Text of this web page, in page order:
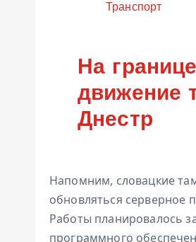
КатегорияТранспорт
На
движение
Днестр
Напомним, словацкие
обновляться серверное
Работы планировалось
программного